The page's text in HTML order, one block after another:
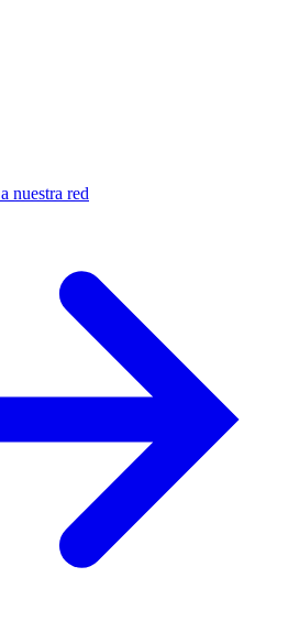
nuestra red